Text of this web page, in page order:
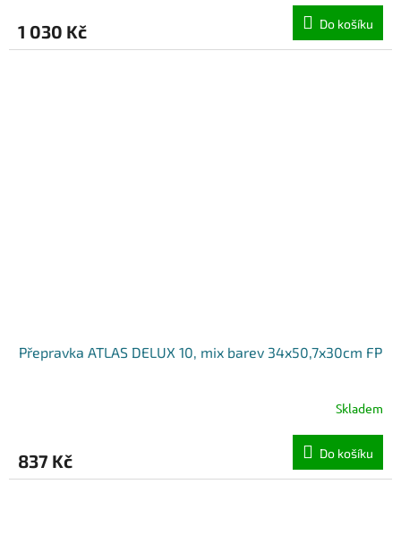
1 030 Kč Do košíku
Přepravka ATLAS DELUX 10, mix barev 34x50,7x30cm FP
Skladem
837 Kč Do košíku